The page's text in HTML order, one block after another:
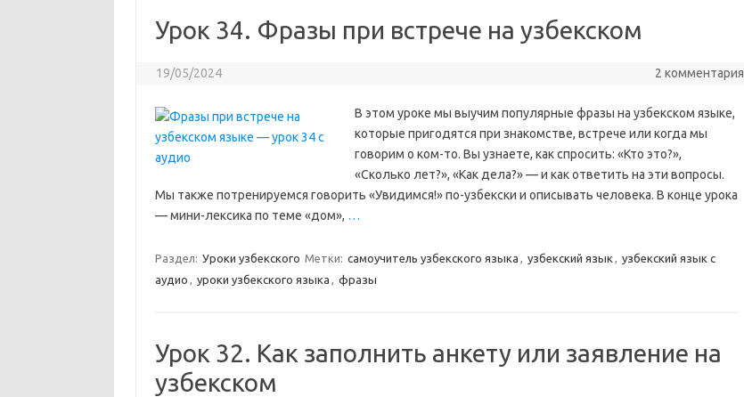
Урок 34. Фразы при встрече на узбекском
19/05/2024 2 комментария
В этом уроке мы выучим популярные фразы на узбекском языке,
которые пригодятся при знакомстве, встрече или когда мы
говорим о ком-то. Вы узнаете, как спросить: «Кто это?»,
«Сколько лет?», «Как дела?» — и как ответить на эти вопросы.
Мы также потренируемся говорить «Увидимся!» по-узбекски и описывать человека. В конце урока
— мини-лексика по теме «дом», …
Раздел: Уроки узбекского Метки: самоучитель узбекского языка , узбекский язык , узбекский язык с
аудио , уроки узбекского языка , фразы
Урок 32. Как заполнить анкету или заявление на
узбекском